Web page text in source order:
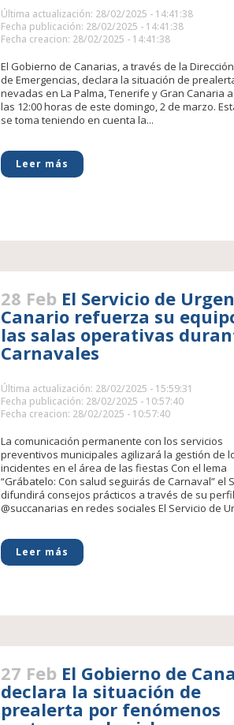
Última actualización: 28/02/2025 - 14:41:38
Fecha publicación: 28/02/2025 - 14:41:38
Fecha creacion: 28/02/2025 - 14:41:38
El Gobierno de Canarias, a través de la
de Emergencias, declara la situación de
nevadas en La Palma, Tenerife y Gran Canaria
las 12:00 horas de este domingo, 2 de marzo.
se toma teniendo en cuenta la...
Leer más
28 Feb El Servicio de
Canario refuerza su
las salas operativas
Carnavales
Última actualización: 28/02/2025 - 15:59:31
Fecha publicación: 28/02/2025 - 10:57:40
Fecha creacion: 28/02/2025 - 10:57:40
La comunicación permanente con los servicios
preventivos municipales agilizará la gestión de
incidentes en el área de las fiestas Con el lema
“Grábatelo: Con salud seguirás de Carnaval” el
difundirá consejos prácticos a través de su perfil
@succanarias en redes sociales El Servicio de
Leer más
27 Feb El Gobierno de
declara la situación de
prealerta por fenómenos